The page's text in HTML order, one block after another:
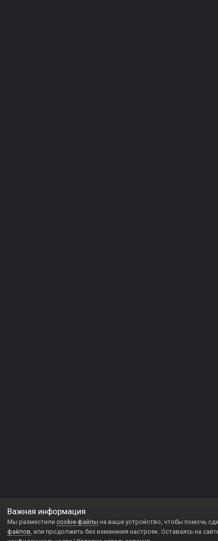
Важная информация
Мы разместили cookie-файлы на ваше устройство, чтобы помочь
файлов, или продолжить без изменения настроек. Оставаясь на